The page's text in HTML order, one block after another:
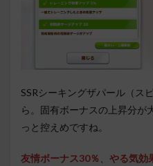
SSRシーキングザパール（ス
ら。固有ボーナスの上昇分が
っと控えめですね。
友情ボーナス30％ やる気効